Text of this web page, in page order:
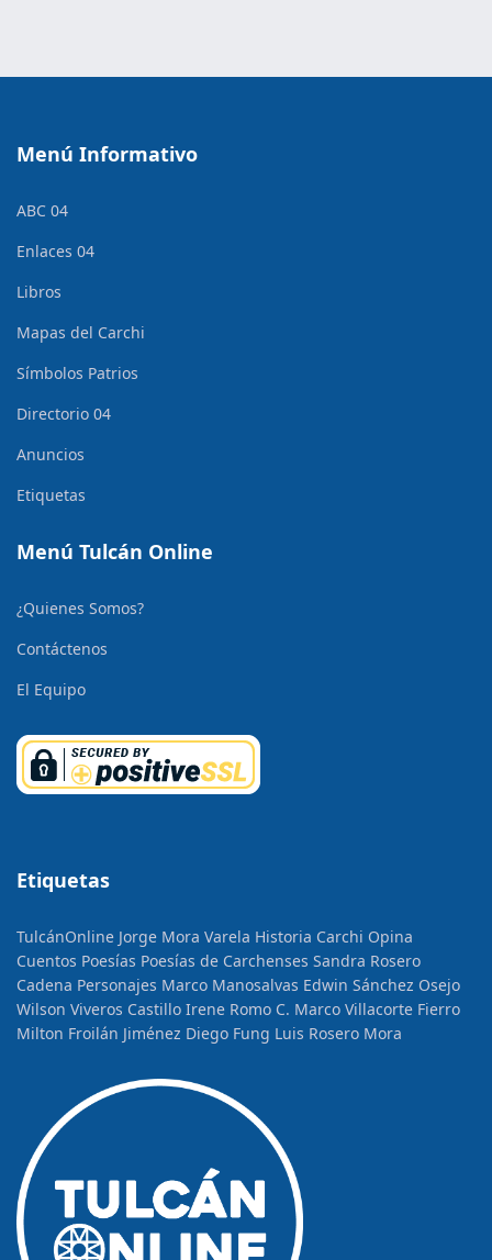
Menú Informativo
ABC 04
Enlaces 04
Libros
Mapas del Carchi
Símbolos Patrios
Directorio 04
Anuncios
Etiquetas
Menú Tulcán Online
¿Quienes Somos?
Contáctenos
El Equipo
Etiquetas
TulcánOnline Jorge Mora Varela Historia Carchi Opina
Cuentos Poesías Poesías de Carchenses Sandra Rosero
Cadena Personajes Marco Manosalvas Edwin Sánchez Osejo
Wilson Viveros Castillo Irene Romo C. Marco Villacorte Fierro
Milton Froilán Jiménez Diego Fung Luis Rosero Mora